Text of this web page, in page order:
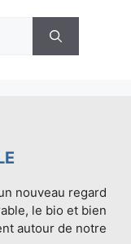
nouveau regard
le bio et bien
autour de notre